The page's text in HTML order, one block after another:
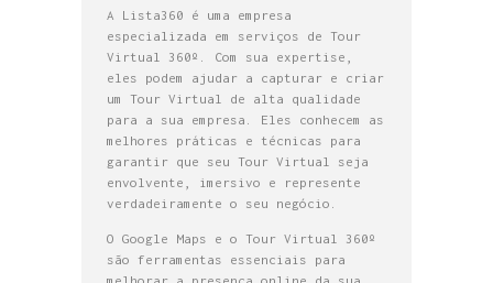
A Lista360 é uma empresa
especializada em serviços de Tour
Virtual 360º. Com sua expertise,
eles podem ajudar a capturar e criar
um Tour Virtual de alta qualidade
para a sua empresa. Eles conhecem as
melhores práticas e técnicas para
garantir que seu Tour Virtual seja
envolvente, imersivo e represente
verdadeiramente o seu negócio.
O Google Maps e o Tour Virtual 360º
são ferramentas essenciais para